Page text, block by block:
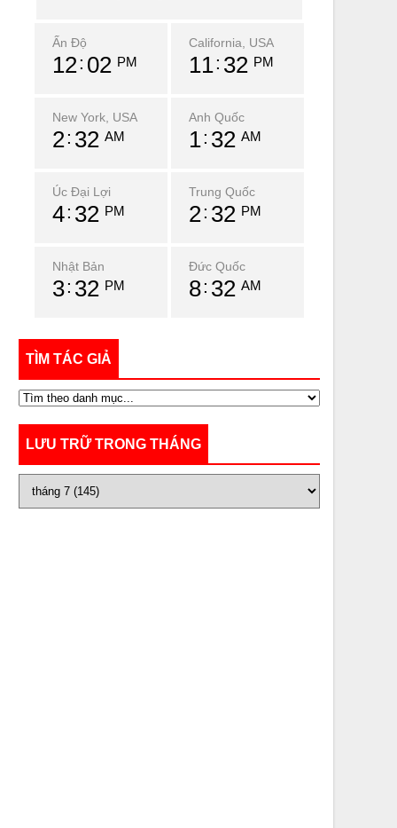
Ấn Độ
12 02 PM
California, USA
11 32 PM
New York, USA
2 32 AM
Anh Quốc
1 32 AM
Úc Đại Lợi
4 32 PM
Trung Quốc
2 32 PM
Nhật Bản
3 32 PM
Đức Quốc
8 32 AM
TÌM TÁC GIẢ
LƯU TRỮ TRONG THÁNG